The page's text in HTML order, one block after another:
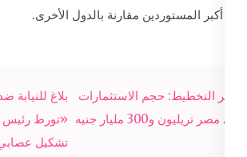
أكبر المستوردين مقارنة بالدول الأخرى.
Post
navigation
بلاغ
«تورط رئيس
تشكيل
وزير التخطيط: حجم الاستثمارات
في مصر تريليون و300 مليار جنيه